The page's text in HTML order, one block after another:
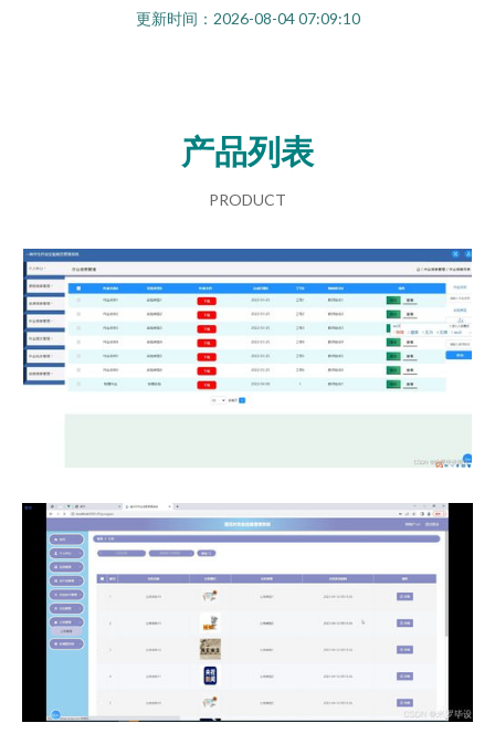
更新时间：2026-08-04 07:09:10
产品列表
PRODUCT